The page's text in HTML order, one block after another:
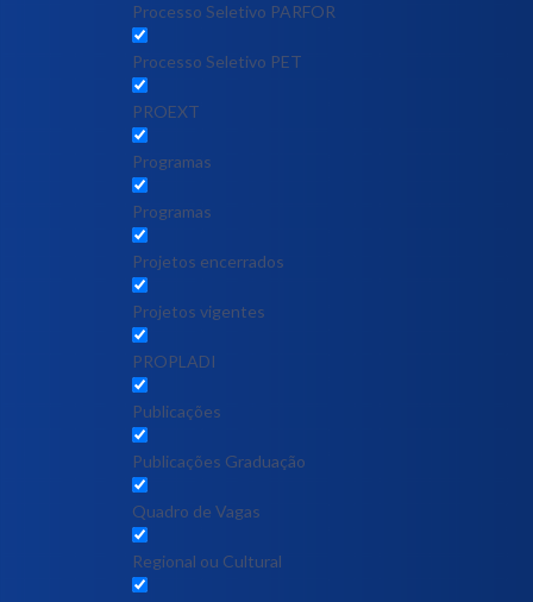
Processo Seletivo PARFOR
Processo Seletivo PET
PROEXT
Programas
Programas
Projetos encerrados
Projetos vigentes
PROPLADI
Publicações
Publicações Graduação
Quadro de Vagas
Regional ou Cultural